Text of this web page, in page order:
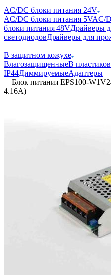
AC/DC блоки питания 24V
AC/DC блоки питания 5VAC/
блоки питания 48VДрайверы
светодиодовДрайверы для
—
В защитном кожухе
ВлагозащищенныеВ
IP44ДиммируемыеАдаптеры
—Блок питания EPS100-
4.16A)